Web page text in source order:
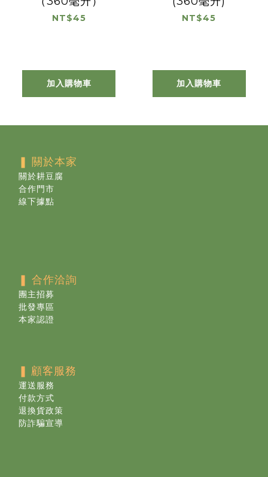
NT$45
加入購物車
NT$45
加入購物車
❚ 關於本家
關於耕豆腐
合作門市
線下據點
❚ 合作洽詢
團主招募
批發專區
本家認證
❚ 顧客服務
運送服務
付款方式
退換貨政策
防詐騙宣導